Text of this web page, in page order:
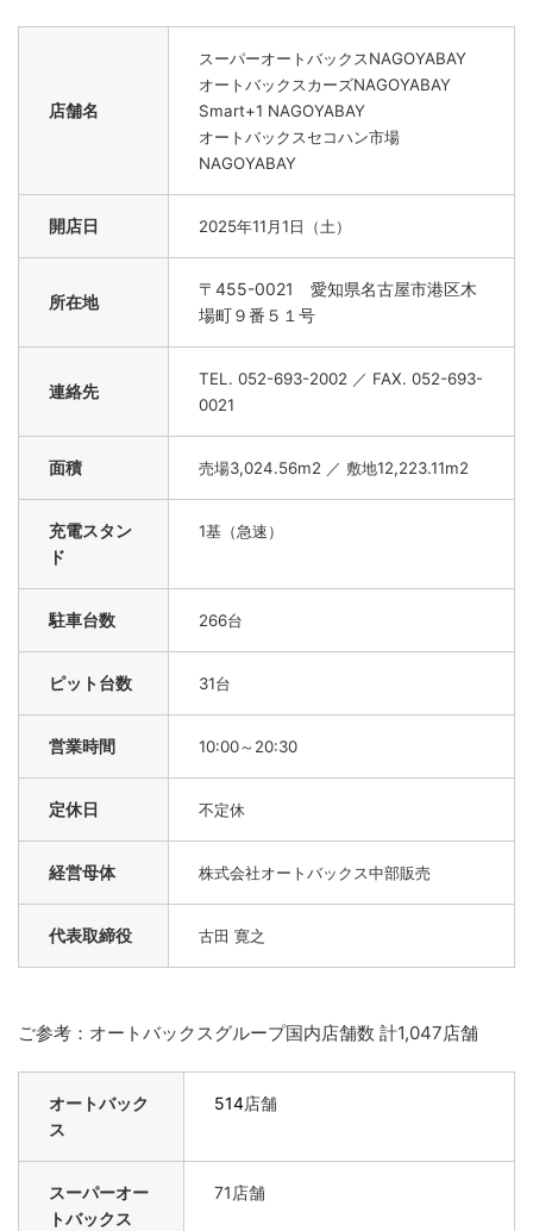
店舗名
スーパーオートバックスNAGOYABAY
オートバックスカーズNAGOYABAY
Smart+1 NAGOYABAY
オートバックスセコハン市場
NAGOYABAY
開店日 2025年11月1日（土）
所在地
〒455-0021 愛知県名古屋市港区木
場町９番５１号
連絡先
TEL. 052-693-2002 ／ FAX. 052-693-
0021
面積 売場3,024.56m2 ／ 敷地12,223.11m2
充電スタン
ド
1基（急速）
駐車台数 266台
ピット台数 31台
営業時間 10:00～20:30
定休日 不定休
経営母体 株式会社オートバックス中部販売
代表取締役 古田 寛之
ご参考：オートバックスグループ国内店舗数 計1,047店舗
オートバック
ス
514店舗
スーパーオー
トバックス
71店舗